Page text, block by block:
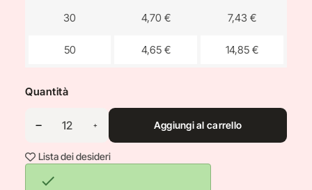
30 4,70 € 7,43 €
50 4,65 € 14,85 €
Quantità
Aggiungi al carrello
Lista dei desideri
